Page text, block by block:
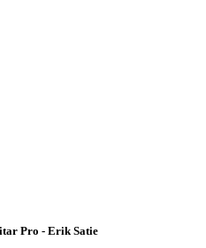
Pro - Erik Satie